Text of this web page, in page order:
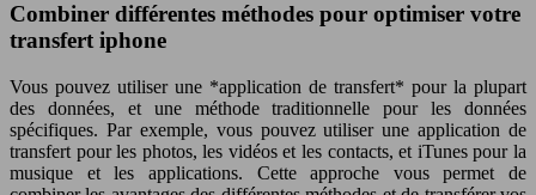
Combiner différentes méthodes pour optimiser votre
transfert iphone
Vous pouvez utiliser une *application de transfert* pour la plupart
des données, et une méthode traditionnelle pour les données
spécifiques. Par exemple, vous pouvez utiliser une application de
transfert pour les photos, les vidéos et les contacts, et iTunes pour la
musique et les applications. Cette approche vous permet de